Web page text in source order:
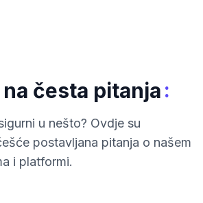
česta pitanja:
u nešto? Ovdje su
postavljana pitanja o našem
i platformi.